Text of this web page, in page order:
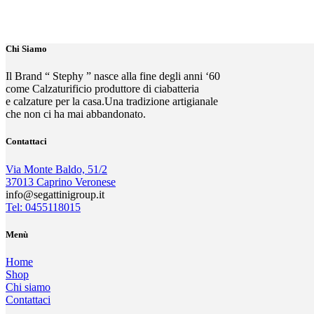
Chi Siamo
Il Brand “ Stephy ” nasce alla fine degli anni ‘60
come Calzaturificio produttore di ciabatteria
e calzature per la casa.Una tradizione artigianale
che non ci ha mai abbandonato.
Contattaci
Via Monte Baldo, 51/2
37013 Caprino Veronese
info@segattinigroup.it
Tel: 0455118015
Menù
Home
Shop
Chi siamo
Contattaci